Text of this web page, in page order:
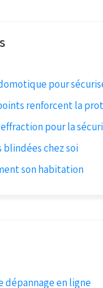
pour
renforcent la
pour la
chez soi
son habitation
dépannage en ligne